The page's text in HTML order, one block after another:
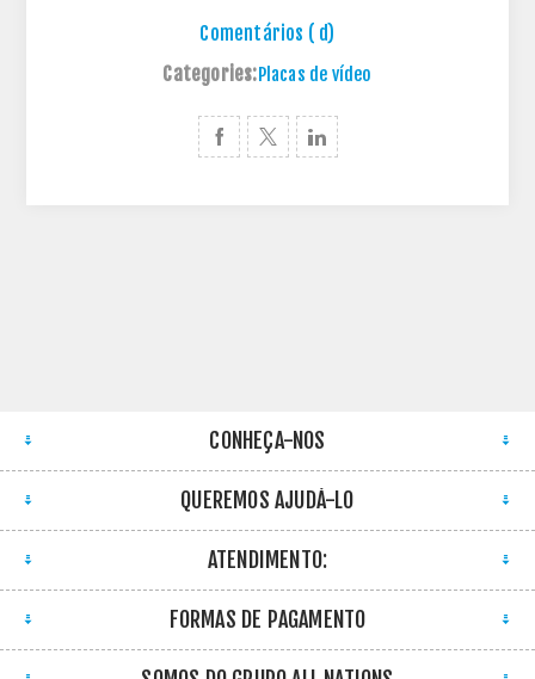
Comentários ( d)
Categories:Placas de vídeo
CONHEÇA-NOS
QUEREMOS AJUDÁ-LO
ATENDIMENTO:
FORMAS DE PAGAMENTO